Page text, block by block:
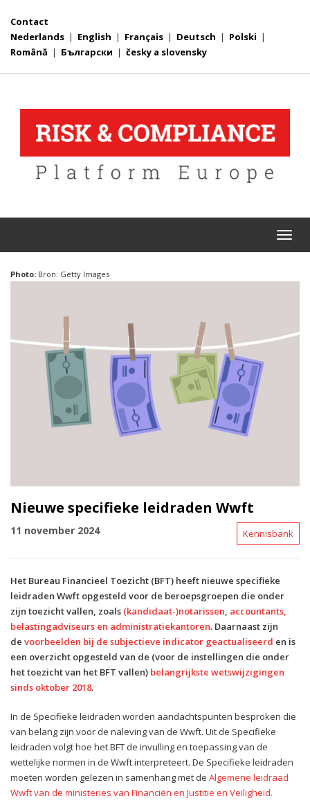
Contact
Nederlands | English | Français | Deutsch | Polski |
Română | Български | česky a slovensky
Photo: Bron: Getty Images
Nieuwe specifieke leidraden Wwft
11 november 2024 Kennisbank
Het Bureau Financieel Toezicht (BFT) heeft nieuwe specifieke
leidraden Wwft opgesteld voor de beroepsgroepen die onder
zijn toezicht vallen, zoals (kandidaat-)notarissen, accountants,
belastingadviseurs en administratiekantoren. Daarnaast zijn
de voorbeelden bij de subjectieve indicator geactualiseerd en is
een overzicht opgesteld van de (voor de instellingen die onder
het toezicht van het BFT vallen) belangrijkste wetswijzigingen
sinds oktober 2018.
In de Specifieke leidraden worden aandachtspunten besproken die
van belang zijn voor de naleving van de Wwft. Uit de Specifieke
leidraden volgt hoe het BFT de invulling en toepassing van de
wettelijke normen in de Wwft interpreteert. De Specifieke leidraden
moeten worden gelezen in samenhang met de Algemene leidraad
Wwft van de ministeries van Financiën en Justitie en Veiligheid.